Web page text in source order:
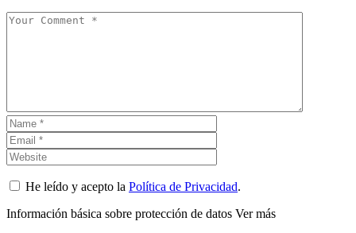
He leído y acepto la Política de Privacidad.
Información básica sobre protección de datos Ver más